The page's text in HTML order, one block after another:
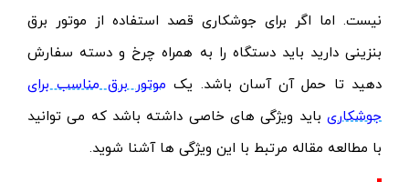
نیست. اما اگر برای جوشکاری قصد استفاده از موتور برق
بنزینی دارید باید دستگاه را به همراه چرخ و دسته سفارش
دهید تا حمل آن آسان باشد. یک موتور برق مناسب برای
جوشکاری باید ویژگی های خاصی داشته باشد که می توانید
با مطالعه مقاله مرتبط با این ویژگی ها آشنا شوید.